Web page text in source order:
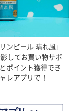
ンビール 晴れ風」
してお買い物サポ
ポイント獲得でき
レアプリで！